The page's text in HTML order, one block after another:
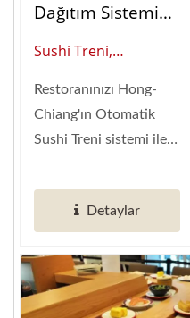
Dağıtım Sistemi
Sushi Treni,
Otomasyonu Küresel
Restoranınızı Hong-
Chiang'ın Otomatik
Sushi Treni sistemi ile
taşıyın....
Detaylar